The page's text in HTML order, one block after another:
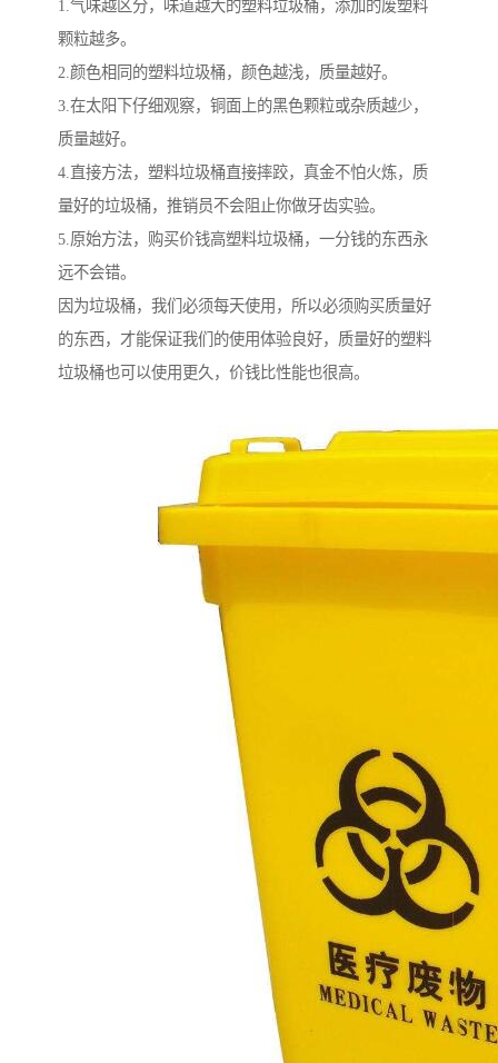
1.气味越区分，味道越大的塑料垃圾桶，添加的废塑料
颗粒越多。
2.颜色相同的塑料垃圾桶，颜色越浅，质量越好。
3.在太阳下仔细观察，铜面上的黑色颗粒或杂质越少，
质量越好。
4.直接方法，塑料垃圾桶直接摔跤，真金不怕火炼，质
量好的垃圾桶，推销员不会阻止你做牙齿实验。
5.原始方法，购买价钱高塑料垃圾桶，一分钱的东西永
远不会错。
因为垃圾桶，我们必须每天使用，所以必须购买质量好
的东西，才能保证我们的使用体验良好，质量好的塑料
垃圾桶也可以使用更久，价钱比性能也很高。